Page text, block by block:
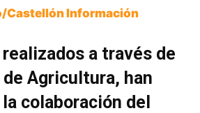
Castellón Información
a través de
de Agricultura, han
colaboración del